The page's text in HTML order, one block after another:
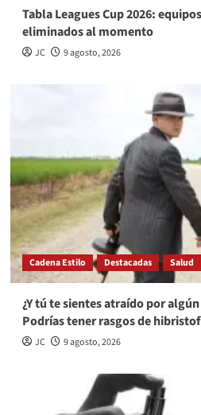
Tabla Leagues Cup 2026:
eliminados al momento
JC 9 agosto, 2026
Cadena Estilo Destacadas Salud
¿Y tú te sientes atraído por
Podrías tener rasgos de
JC 9 agosto, 2026